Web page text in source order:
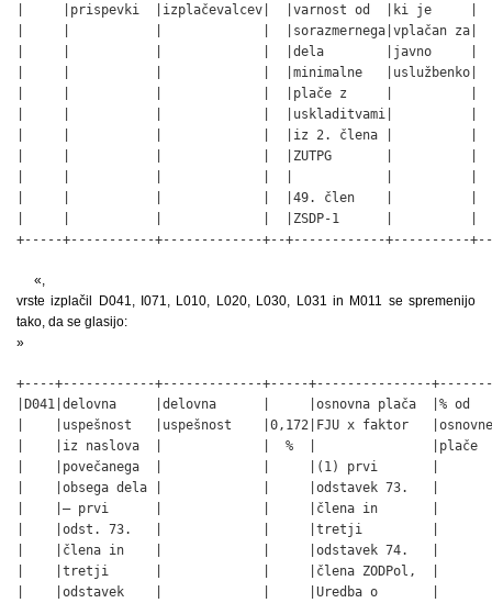
|     |prispevki  |izplačevalcev|  |varnost od  |ki je     |
|     |           |             |  |sorazmernega|vplačan za|
|     |           |             |  |dela        |javno     |
|     |           |             |  |minimalne   |uslužbenko|
|     |           |             |  |plače z     |          |
|     |           |             |  |uskladitvami|          |
|     |           |             |  |iz 2. člena |          |
|     |           |             |  |ZUTPG       |          |
|     |           |             |  |49. člen    |          |
|     |           |             |  |ZSDP-1      |          |
+-----+-----------+-------------+--+------------+----------+--
«,
vrste izplačil D041, I071, L010, L020, L030, L031 in M011 se spremenijo
tako, da se glasijo:
»
+----+------------+-------------+-----+---------------
|D041|delovna     |delovna      |     |osnovna plača  |%
|    |uspešnost   |uspešnost    |0,172|FJU x faktor
|    |iz naslova  |             |  %  |
|    |povečanega  |             |     |(1) prvi       |
|    |obsega dela |             |     |odstavek 73.   |
|    |– prvi      |             |     |člena in       |
|    |odst. 73.   |             |     |tretji         |
|    |člena in    |             |     |odstavek 74.   |
|    |tretji      |             |     |člena ZODPol,  |
|    |odstavek    |             |     |Uredba o       |